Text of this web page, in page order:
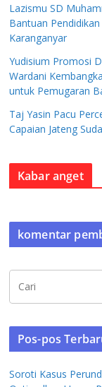
Lazismu SD
Bantuan
Karanganyar
Yudisium Promosi
Wardani
untuk Pemugaran
Taj Yasin Pacu
Capaian Jateng
Kabar anget
komentar
Pos-pos
Soroti Kasus